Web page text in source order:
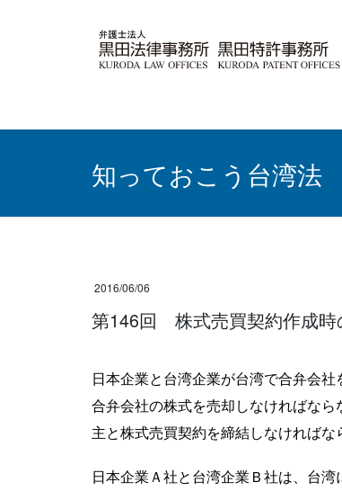
知っておこう台湾法
2016/06/06
第146回 株式売買契約作成
日本企業と台湾企業が台湾で合弁会
合弁会社の株式を売却しなければな
主と株式売買契約を締結しなければな
日本企業Ａ社と台湾企業Ｂ社は、台